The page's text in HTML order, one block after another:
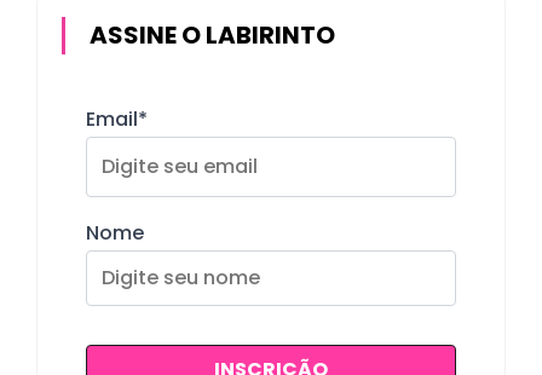
ASSINE O LABIRINTO
Email*
Nome